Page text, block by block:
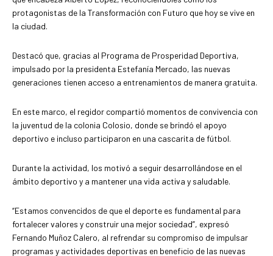
protagonistas de la Transformación con Futuro que hoy se vive en
la ciudad.
Destacó que, gracias al Programa de Prosperidad Deportiva,
impulsado por la presidenta Estefanía Mercado, las nuevas
generaciones tienen acceso a entrenamientos de manera gratuita.
En este marco, el regidor compartió momentos de convivencia con
la juventud de la colonia Colosio, donde se brindó el apoyo
deportivo e incluso participaron en una cascarita de fútbol.
Durante la actividad, los motivó a seguir desarrollándose en el
ámbito deportivo y a mantener una vida activa y saludable.
“Estamos convencidos de que el deporte es fundamental para
fortalecer valores y construir una mejor sociedad”, expresó
Fernando Muñoz Calero, al refrendar su compromiso de impulsar
programas y actividades deportivas en beneficio de las nuevas